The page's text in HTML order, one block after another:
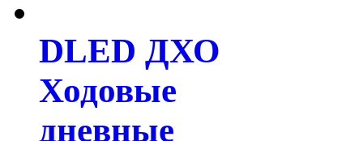
DLED ДХО
Ходовые
дневные